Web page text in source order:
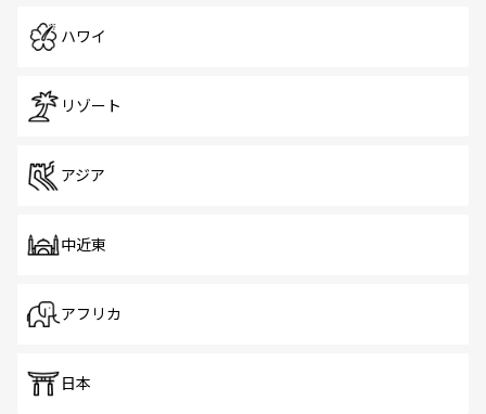
ハワイ
リゾート
アジア
中近東
アフリカ
日本